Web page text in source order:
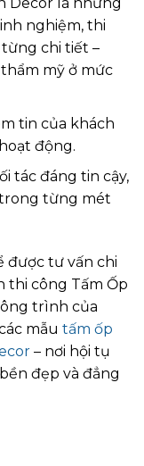
nghiệm, thi
chi tiết –
mỹ ở mức
tin của khách
động.
tác đáng tin cậy,
từng mét
được tư vấn chi
thi công Tấm Ốp
trình của
mẫu tấm ốp
– nơi hội tụ
đẹp và đẳng